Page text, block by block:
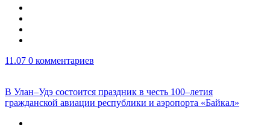
11.07 0 комментариев
В Улан–Удэ состоится праздник в честь 100–летия
гражданской авиации республики и аэропорта «Байкал»